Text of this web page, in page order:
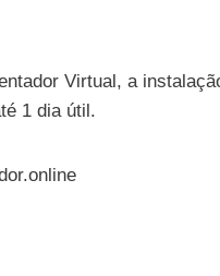
Virtual, a
1 dia útil.